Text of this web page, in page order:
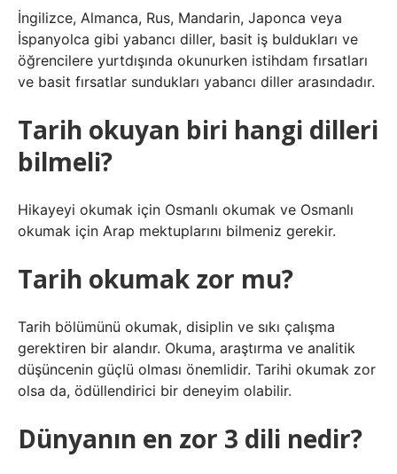
İngilizce, Almanca, Rus, Mandarin, Japonca veya
İspanyolca gibi yabancı diller, basit iş buldukları ve
öğrencilere yurtdışında okunurken istihdam fırsatları
ve basit fırsatlar sundukları yabancı diller arasındadır.
Tarih okuyan biri hangi dilleri
bilmeli?
Hikayeyi okumak için Osmanlı okumak ve Osmanlı
okumak için Arap mektuplarını bilmeniz gerekir.
Tarih okumak zor mu?
Tarih bölümünü okumak, disiplin ve sıkı çalışma
gerektiren bir alandır. Okuma, araştırma ve analitik
düşüncenin güçlü olması önemlidir. Tarihi okumak zor
olsa da, ödüllendirici bir deneyim olabilir.
Dünyanın en zor 3 dili nedir?